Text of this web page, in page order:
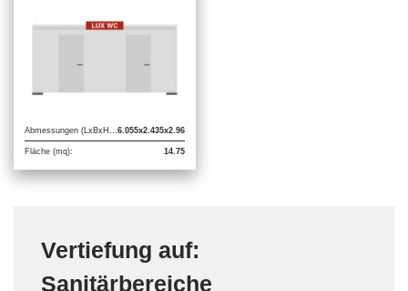
6.055x2.435x2.96
Fläche (mq): 14.75
Vertiefung auf:
Sanitärbereiche